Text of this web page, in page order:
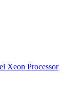
Xeon Processor